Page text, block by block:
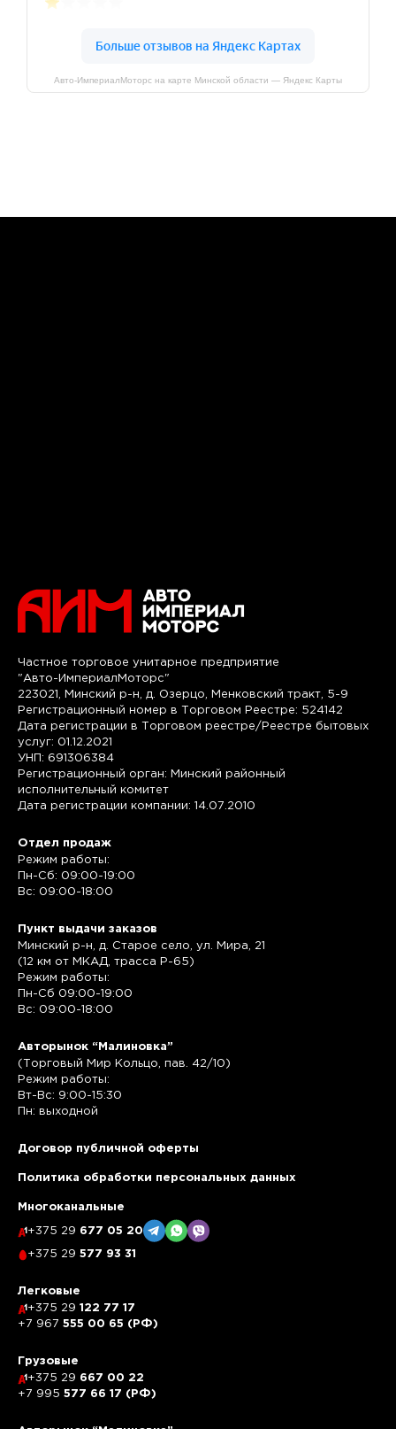
Авто-ИмпериалМоторс на карте Минской области — Яндекс Карты
Частное торговое унитарное предприятие
"Авто-ИмпериалМоторс"
223021, Минский р-н, д. Озерцо, Менковский тракт, 5-9
Регистрационный номер в Торговом Реестре: 524142
Дата регистрации в Торговом реестре/Реестре бытовых
услуг: 01.12.2021
УНП: 691306384
Регистрационный орган: Минский районный
исполнительный комитет
Дата регистрации компании: 14.07.2010
Отдел продаж
Режим работы:
Пн-Сб: 09:00-19:00
Вс: 09:00-18:00
Пункт выдачи заказов
Минский р-н, д. Старое село, ул. Мира, 21
(12 км от МКАД, трасса P-65)
Режим работы:
Пн-Сб 09:00-19:00
Вс: 09:00-18:00
Авторынок “Малиновка”
(Торговый Мир Кольцо, пав. 42/10)
Режим работы:
Вт-Вс: 9:00-15:30
Пн: выходной
Договор публичной оферты
Политика обработки персональных данных
Многоканальные
+375 29 677 05 20
+375 29 577 93 31
Легковые
+375 29 122 77 17
+7 967 555 00 65 (РФ)
Грузовые
+375 29 667 00 22
+7 995 577 66 17 (РФ)